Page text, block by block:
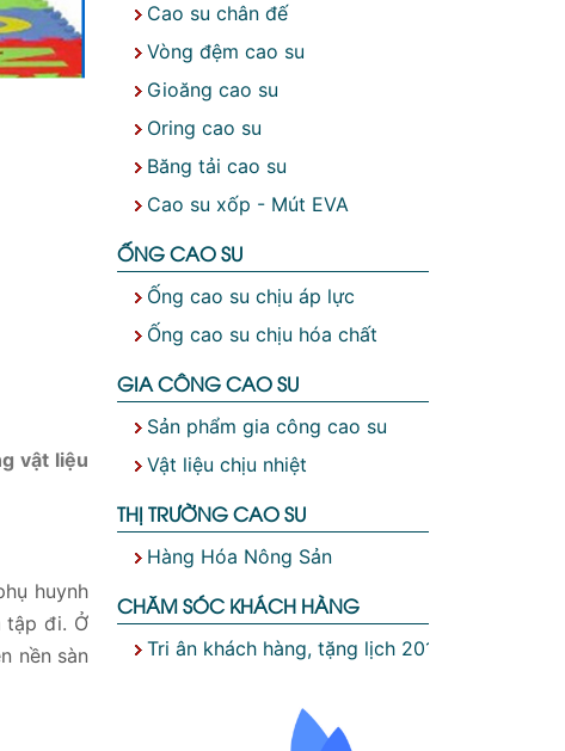
vật liệu
huynh
tập đi. Ở
nền sàn
Cao su chân đế
Vòng đệm cao su
Gioăng cao su
Oring cao su
Băng tải cao su
Cao su xốp - Mút EVA
ỐNG CAO SU
Ống cao su chịu áp lực
Ống cao su chịu hóa chất
GIA CÔNG CAO SU
Sản phẩm gia công cao su
Vật liệu chịu nhiệt
THỊ TRƯỜNG CAO SU
Hàng Hóa Nông Sản
CHĂM SÓC KHÁCH HÀNG
Tri ân khách hàng, tặng lịch 2019